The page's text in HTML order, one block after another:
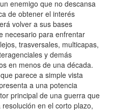
enemigo que no descansa
de obtener el interés
volver a sus bases
necesario para enfrentar
trasversales, multicapas,
y demás
en menos de una década.
parece a simple vista
a una potencia
principal de una guerra que
en el corto plazo,